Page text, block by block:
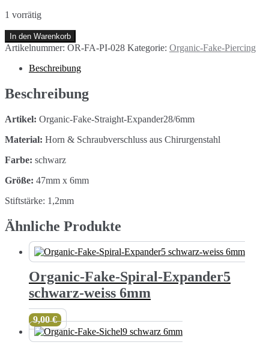
1 vorrätig
Organic-
Fake-
Expander28
Menge
In den Warenkorb
Artikelnummer: OR-FA-PI-028 Kategorie: Organic-Fake-Piercing
Beschreibung
Beschreibung
Artikel: Organic-Fake-Straight-Expander28/6mm
Material: Horn & Schraubverschluss aus Chirurgenstahl
Farbe: schwarz
Größe: 47mm x 6mm
Stiftstärke: 1,2mm
Ähnliche Produkte
Organic-Fake-Spiral-Expander5
schwarz-weiss 6mm
9,00€